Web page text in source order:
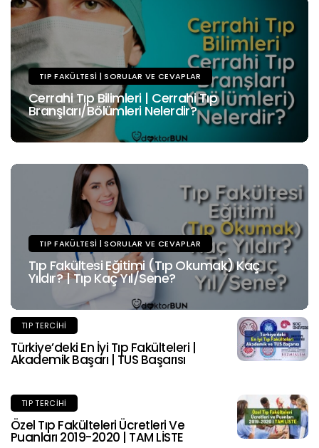
TIP FAKÜLTESI | SORULAR VE CEVAPLAR
Cerrahi Tıp Bilimleri | Cerrahi Tıp
Branşları/Bölümleri Nelerdir?
TIP FAKÜLTESI | SORULAR VE CEVAPLAR
Tıp Fakültesi Eğitimi (Tıp Okumak) Kaç
Yıldır? | Tıp Kaç Yıl/Sene?
TIP TERCIHI
Türkiye’deki En İyi Tıp Fakülteleri |
Akademik Başarı | TUS Başarısı
TIP TERCIHI
Özel Tıp Fakülteleri Ücretleri Ve
Puanları 2019-2020 | TAM LİSTE